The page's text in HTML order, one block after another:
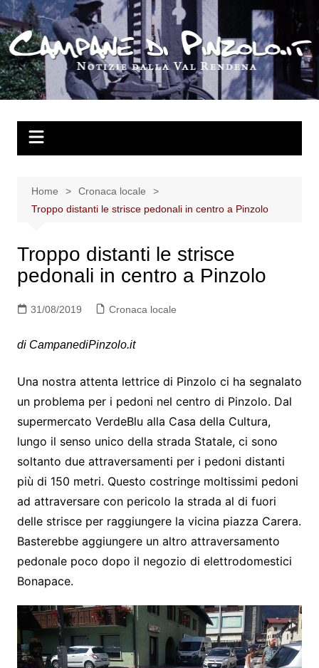
Salta
al
contenuto
Home
Cronaca locale
Troppo distanti le strisce pedonali in centro a Pinzolo
Troppo distanti le strisce
pedonali in centro a Pinzolo
31/08/2019 Cronaca locale
di CampanediPinzolo.it
Una nostra attenta lettrice di Pinzolo ci ha segnalato
un problema per i pedoni nel centro di Pinzolo. Dal
supermercato VerdeBlu alla Casa della Cultura,
lungo il senso unico della strada Statale, ci sono
soltanto due attraversamenti per i pedoni distanti
più di 150 metri. Questo costringe moltissimi pedoni
ad attraversare con pericolo la strada al di fuori
delle strisce per raggiungere la vicina piazza Carera.
Basterebbe aggiungere un altro attraversamento
pedonale poco dopo il negozio di elettrodomestici
Bonapace.